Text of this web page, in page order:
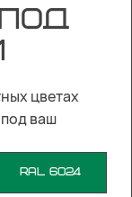
цветах
под ваш
RAL 6024